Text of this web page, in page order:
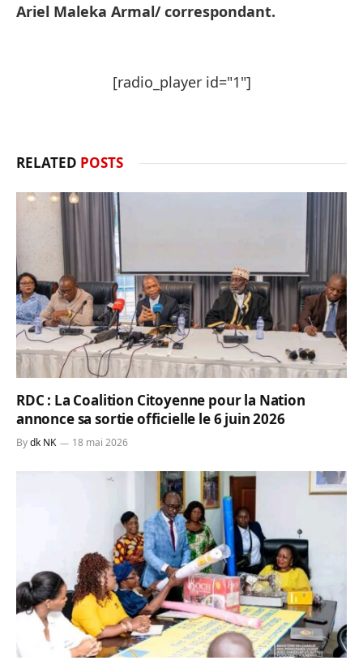
Ariel Maleka Armal/ correspondant.
[radio_player id="1"]
RELATED POSTS
RDC : La Coalition Citoyenne pour la Nation
annonce sa sortie officielle le 6 juin 2026
Bydk NK 18 mai 2026